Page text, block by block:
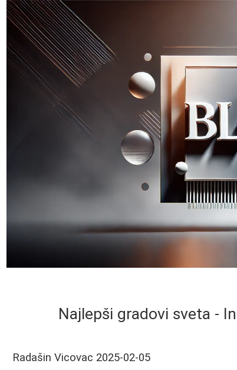
Najlepši gradovi sveta -
Radašin Vicovac 2025-02-05